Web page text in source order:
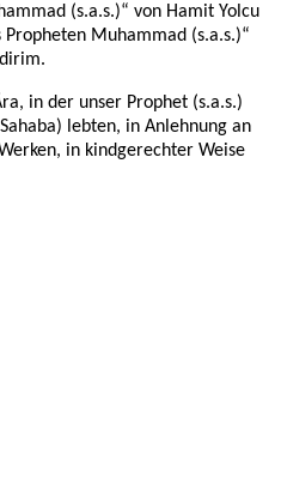
(s.a.s.)“ von Hamit Yolcu
Muhammad (s.a.s.)“
in der unser Prophet (s.a.s.)
lebten, in Anlehnung an
in kindgerechter Weise